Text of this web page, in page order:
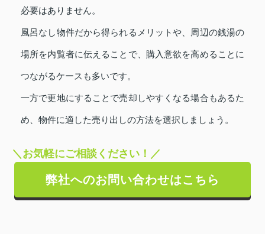
必要はありません。
風呂なし物件だから得られるメリットや、周辺の銭湯の
場所を内覧者に伝えることで、購入意欲を高めることに
つながるケースも多いです。
一方で更地にすることで売却しやすくなる場合もあるた
め、物件に適した売り出しの方法を選択しましょう。
＼お気軽にご相談ください！／
弊社へのお問い合わせはこちら